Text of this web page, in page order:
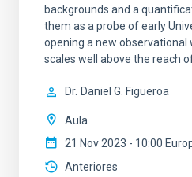
backgrounds and a
them as a probe of early
opening a new observational
scales well above the reach
Dr. Daniel G. Figueroa
Aula
21 Nov 2023 - 10:00
Anteriores